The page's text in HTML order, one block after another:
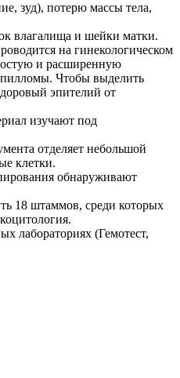
зуд), потерю массы тела,
влагалища и шейки матки.
на гинекологическом
и расширенную
Чтобы выделить
эпителий от
изучают под
отделяет небольшой
клетки.
обнаруживают
18 штаммов, среди которых
лабораториях (Гемотест,